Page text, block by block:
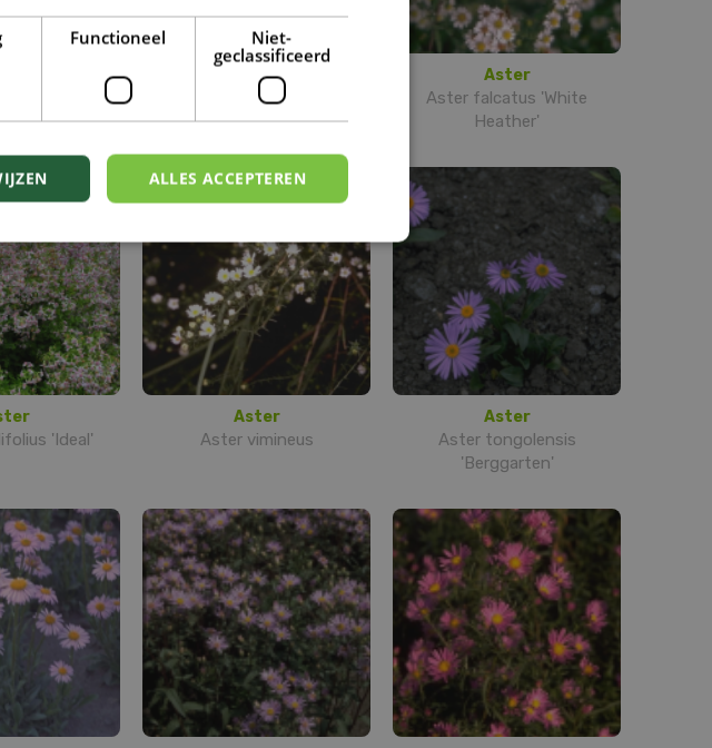
'Berggarten'
Aster
Aster 'Audrey'
Aster
Aster falcatus 'White
Heather'
'Ideal'
Aster
Aster vimineus
Aster
Aster tongolensis
'Berggarten'
Functioneel
Niet-
geclassificeerd
ALLES ACCEPTEREN